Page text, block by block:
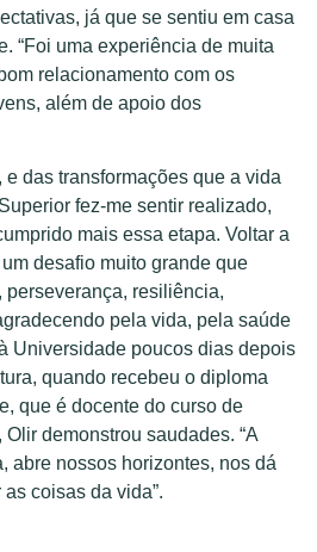
já que se sentiu em casa
“Foi uma experiência de muita
relacionamento com os
além de apoio dos
e das transformações que a vida
fez-me sentir realizado,
mais essa etapa. Voltar a
desafio muito grande que
resiliência,
pela vida, pela saúde
Universidade poucos dias depois
quando recebeu o diploma
que é docente do curso de
demonstrou saudades. “A
abre nossos horizontes, nos dá
coisas da vida”.